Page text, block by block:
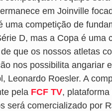
em Joinville
uma competição de
D, mas a Copa é uma
que os nossos atletas
nos possibilita angariar
Leonardo Roesler. A
pela FCF TV,
será comercializado por